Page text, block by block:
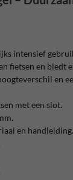
intensief
fietsen en biedt
en
met een slot.
en handleiding.